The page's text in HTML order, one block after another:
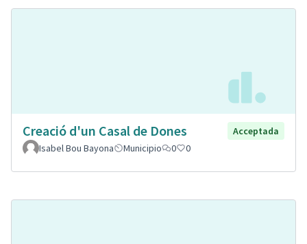
Creació d'un Casal de Dones
Acceptada
Isabel Bou Bayona
Municipio 0 0